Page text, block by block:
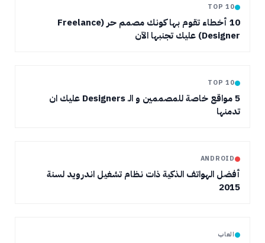
TOP 10
10 أخطاء تقوم بها كونك مصمم حر (Freelance
Designer) عليك تجنبها الآن
TOP 10
5 مواقع خاصة للمصممين و الـ Designers عليك ان
تدمنها
ANDROID
أفضل الهواتف الذكية ذات نظام تشغيل اندرويد لسنة
2015
العاب